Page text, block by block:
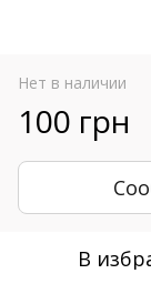
Нет в наличии
100 грн
В